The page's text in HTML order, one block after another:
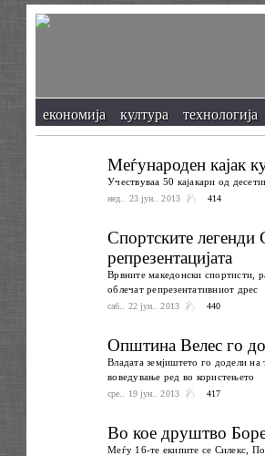
економија култура технологија
Меѓународен кајак
Учествуваа 50 кајакари од
нед.. 23 јун.. 2013 414
Спортските
репрезентацијата
Врвните македонски спортисти,
облечат репрезентативниот дрес
саб.. 22 јун.. 2013 440
Општина Велес го
Владата земјиштето го додели на
воведување ред во користењето
сре.. 19 јун.. 2013 417
Во кое друштво
Меѓу 16-те екипите се Силекс,